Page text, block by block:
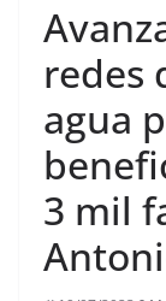
redes
agua
3 mil